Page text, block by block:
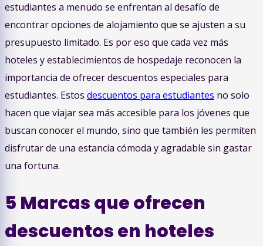
estudiantes a menudo se enfrentan al desafío de
encontrar opciones de alojamiento que se ajusten a su
presupuesto limitado. Es por eso que cada vez más
hoteles y establecimientos de hospedaje reconocen la
importancia de ofrecer descuentos especiales para
estudiantes. Estos descuentos para estudiantes no solo
hacen que viajar sea más accesible para los jóvenes que
buscan conocer el mundo, sino que también les permiten
disfrutar de una estancia cómoda y agradable sin gastar
una fortuna.
5 Marcas que ofrecen
descuentos en hoteles